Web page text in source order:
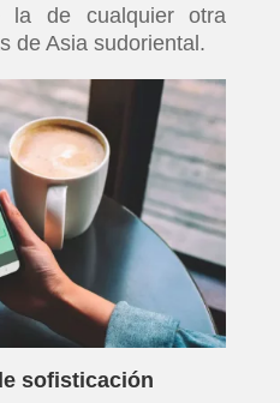
la de cualquier otra
de Asia sudoriental.
sofisticación